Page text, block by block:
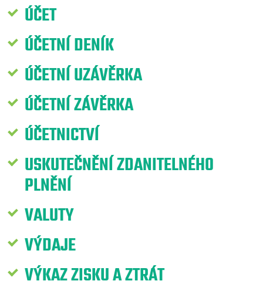
ÚČET
ÚČETNÍ DENÍK
ÚČETNÍ UZÁVĚRKA
ÚČETNÍ ZÁVĚRKA
ÚČETNICTVÍ
USKUTEČNĚNÍ ZDANITELNÉHO
PLNĚNÍ
VALUTY
VÝDAJE
VÝKAZ ZISKU A ZTRÁT